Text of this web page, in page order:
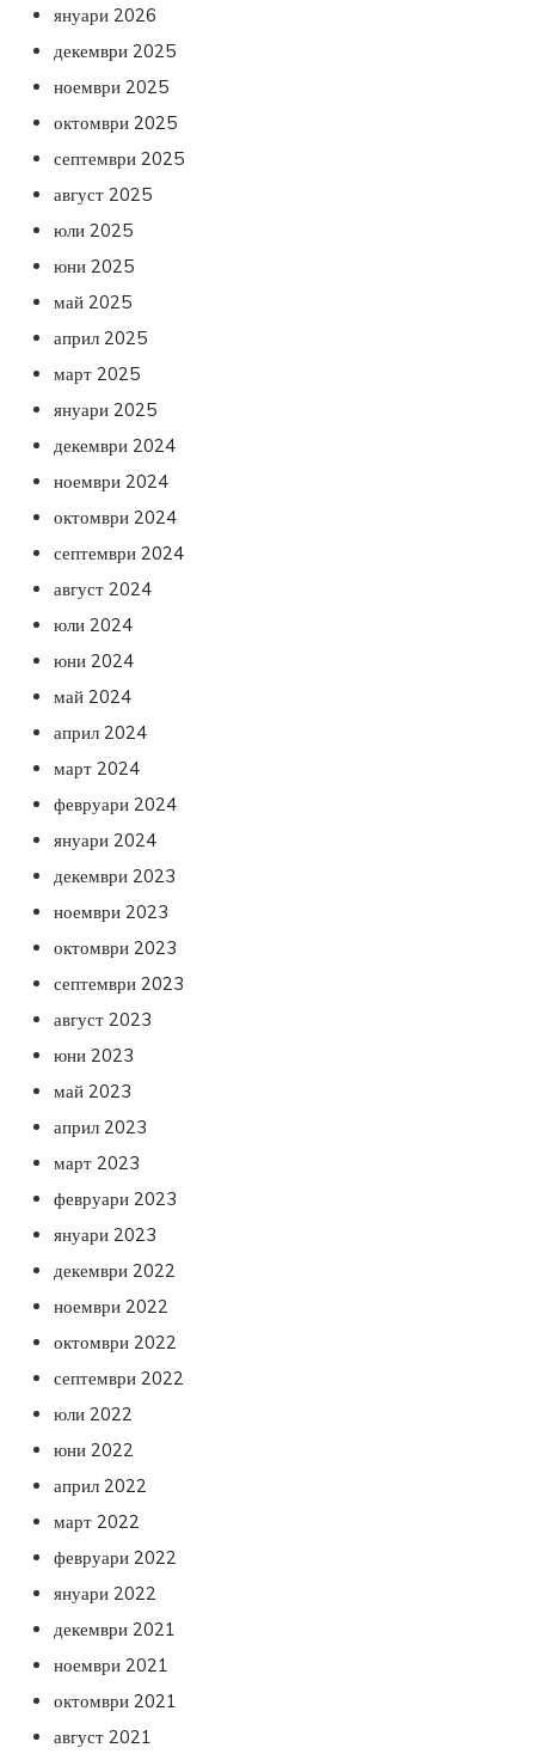
януари 2026
декември 2025
ноември 2025
октомври 2025
септември 2025
август 2025
юли 2025
юни 2025
май 2025
април 2025
март 2025
януари 2025
декември 2024
ноември 2024
октомври 2024
септември 2024
август 2024
юли 2024
юни 2024
май 2024
април 2024
март 2024
февруари 2024
януари 2024
декември 2023
ноември 2023
октомври 2023
септември 2023
август 2023
юни 2023
май 2023
април 2023
март 2023
февруари 2023
януари 2023
декември 2022
ноември 2022
октомври 2022
септември 2022
юли 2022
юни 2022
април 2022
март 2022
февруари 2022
януари 2022
декември 2021
ноември 2021
октомври 2021
август 2021